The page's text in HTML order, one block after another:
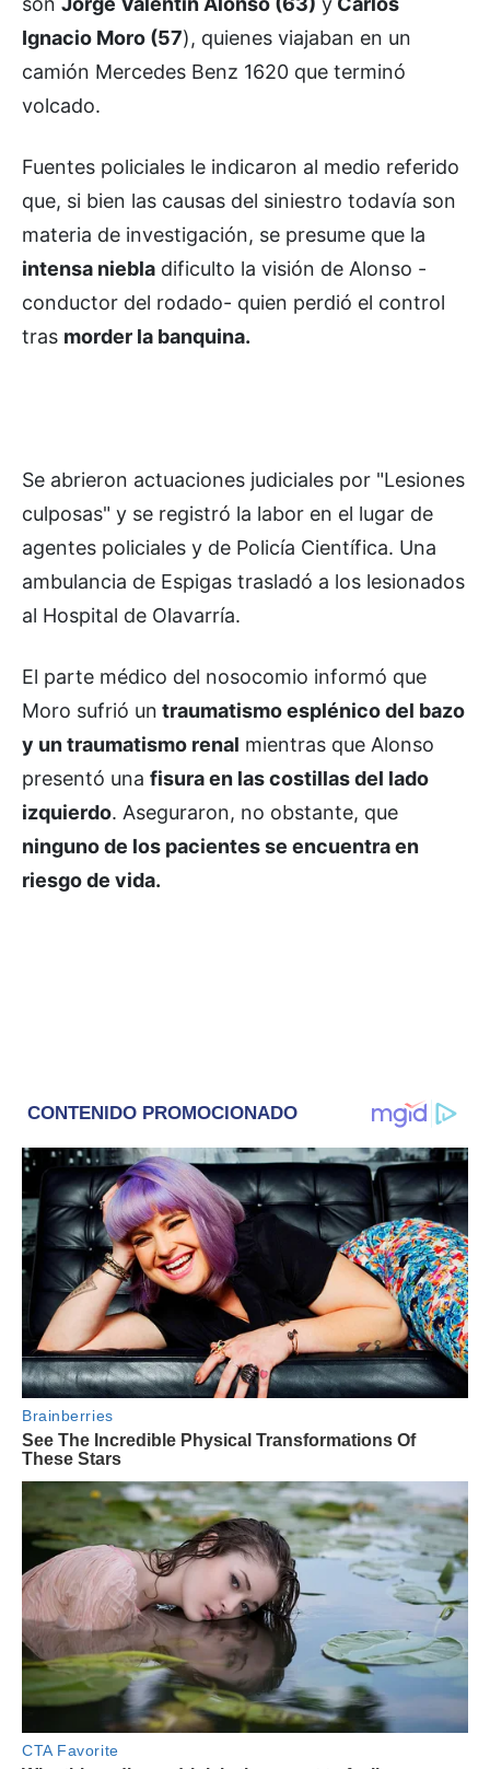
Ignacio Moro (57), quienes viajaban en un
camión Mercedes Benz 1620 que terminó
volcado.
Fuentes policiales le indicaron al medio referido
que, si bien las causas del siniestro todavía son
materia de investigación, se presume que la
intensa niebla dificulto la visión de Alonso -
conductor del rodado- quien perdió el control
tras morder la banquina.
Se abrieron actuaciones judiciales por "Lesiones
culposas" y se registró la labor en el lugar de
agentes policiales y de Policía Científica. Una
ambulancia de Espigas trasladó a los lesionados
al Hospital de Olavarría.
El parte médico del nosocomio informó que
Moro sufrió un traumatismo esplénico del bazo
y un traumatismo renal mientras que Alonso
presentó una fisura en las costillas del lado
izquierdo. Aseguraron, no obstante, que
ninguno de los pacientes se encuentra en
riesgo de vida.